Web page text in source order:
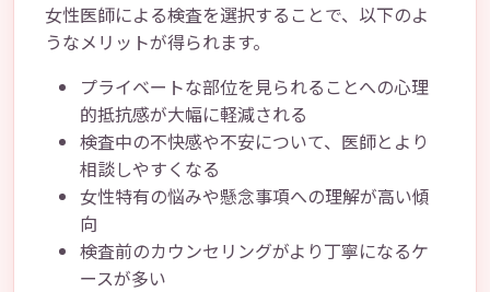
女性医師による検査を選択することで、以下のよ
うなメリットが得られます。
プライベートな部位を見られることへの心理
的抵抗感が大幅に軽減される
検査中の不快感や不安について、医師とより
相談しやすくなる
女性特有の悩みや懸念事項への理解が高い傾
向
検査前のカウンセリングがより丁寧になるケ
ースが多い